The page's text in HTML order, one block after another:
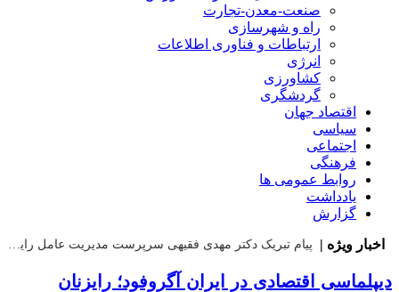
صنعت-معدن-تجارت
راه و شهرسازی
ارتباطات و فناوری اطلاعات
انرژی
کشاورزی
گردشگری
اقتصاد جهان
سیاسی
اجتماعی
فرهنگی
روابط عمومی ها
یادداشت
گزارش
اخبار ویژه | پیام تبریک دکتر مهدی فقیهی سرپرست مدیریت عامل رایتل به مناسبت ۱۷ مرداد، روز خبرنگار
دیپلماسی اقتصادی در ایران آگروفود؛ رایزنان